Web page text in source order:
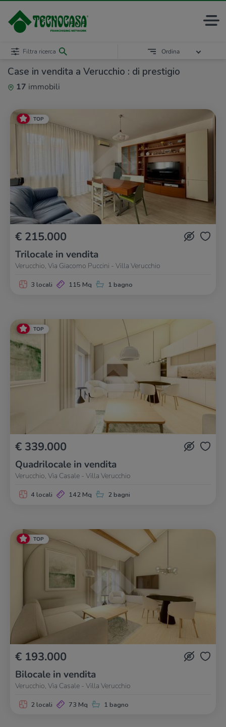
Case in vendita a Verucchio : di prestigio
17 immobili
Filtra ricerca Ordina
TOP
€ 215.000
Trilocale in vendita
Verucchio, Via Giacomo Puccini - Villa Verucchio
3 locali 115 Mq 1 bagno
TOP
€ 339.000
Quadrilocale in vendita
Verucchio, Via Casale - Villa Verucchio
4 locali 142 Mq 2 bagni
TOP
€ 193.000
Bilocale in vendita
Verucchio, Via Casale - Villa Verucchio
2 locali 73 Mq 1 bagno